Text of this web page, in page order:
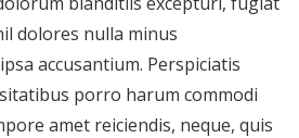
dolores nulla minus
accusantium. Perspiciatis
porro harum commodi
amet reiciendis, neque, quis